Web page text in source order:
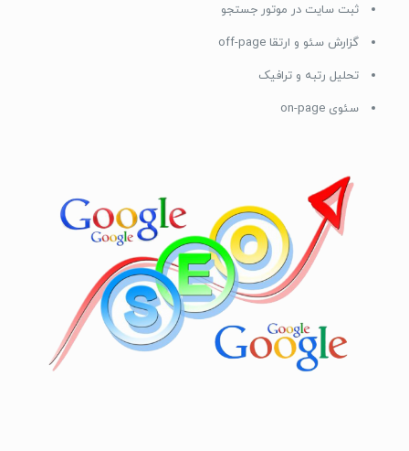
ثبت سایت در موتور جستجو
گزارش سئو و ارتقا off-page
تحلیل رتبه و ترافیک
سئوی on-page